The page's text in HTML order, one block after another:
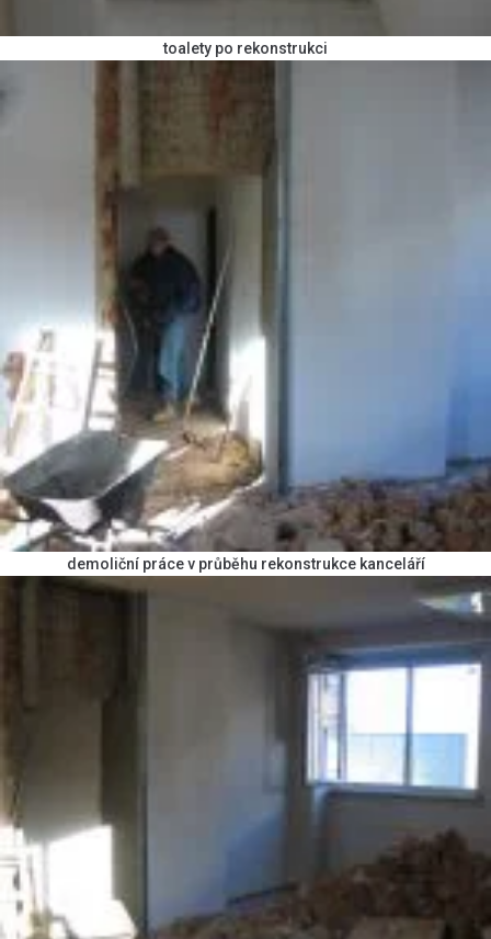
toalety po rekonstrukci
demoliční práce v průběhu rekonstrukce kanceláří